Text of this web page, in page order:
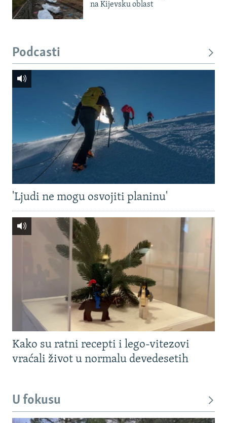
na Kijevsku oblast
Podcasti
'Ljudi ne mogu osvojiti planinu'
Kako su ratni recepti i lego-vitezovi
vraćali život u normalu devedesetih
U fokusu